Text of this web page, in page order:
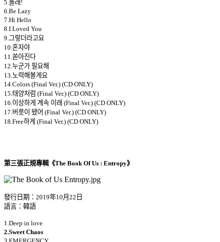
5.놀래!
6.Be Lazy
7.Hi Hello
8.I Loved You
9.그렇더라고요
10.혼자야
11.쏟아진다
12.누군가 필요해
13.노력해볼게요
14.Colors (Final Ver.) (CD ONLY)
15.태양처럼 (Final Ver.) (CD ONLY)
16.이상하게 계속 이래 (Final Ver.) (CD ONLY)
17.버릇이 됐어 (Final Ver.) (CD ONLY)
18.Free하게 (Final Ver.) (CD ONLY)
第三張正規專輯《The Book Of Us : Entropy》
發行日期：2019年10月22日
語言：韓語
1.Deep in love
2.Sweet Chaos